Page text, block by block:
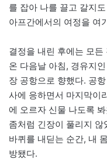
를 잡아 나를 끌고 갈지
아프간에서의 여정을 여
결정을 내린 후에는 모
온 다음날 아침, 경유지
장 공항으로 향했다. 공
사에 응하면서 마지막이
에 오르자 신물 나도록
좀처럼 긴장이 풀리지
바퀴를 내딛는 순간, 내
방됐다.